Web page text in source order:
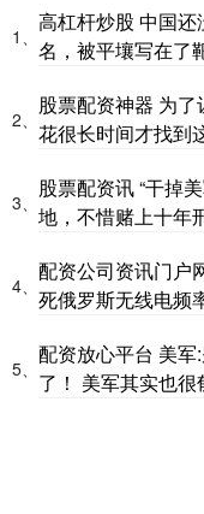
1、
高杠杆炒股 中国
名，被平壤写在了
2、
股票配资神器 为
花很长时间才找到
3、
股票配资讯 “干掉
地，不惜赌上十年
4、
配资公司资讯门户
死俄罗斯无线电频
5、
配资放心平台 美
了！ 美军其实也